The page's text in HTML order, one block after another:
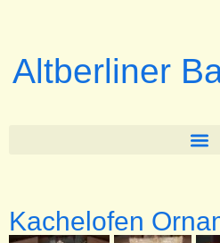
Altberliner
Kachelofen